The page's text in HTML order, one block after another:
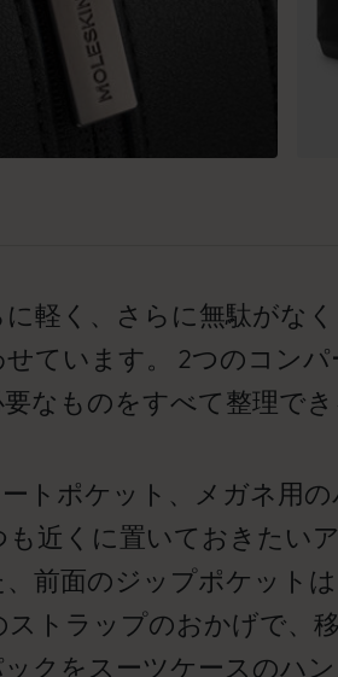
軽く、さらに無駄がな
ています。 2つのコン
なものをすべて整理でき
トポケット、メガネ用
近くに置いておきたい
前面のジップポケット
トラップのおかげで、
クをスーツケースのハ